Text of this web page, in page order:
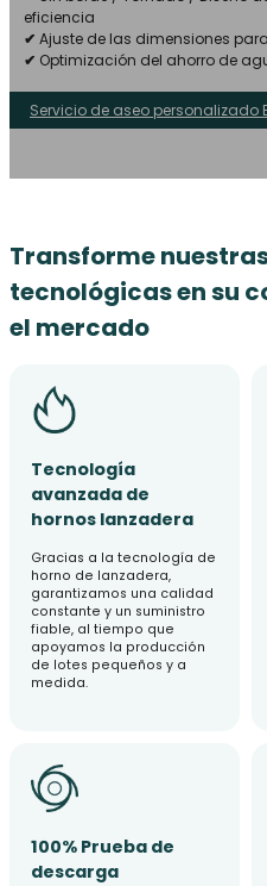
eficiencia
✔ Ajuste de las dimensiones
✔ Optimización del ahorro de
Servicio de aseo personalizado
Transforme
tecnológicas en su
el mercado
Tecnología
avanzada de
hornos lanzadera
Gracias a la tecnología de
horno de lanzadera,
garantizamos una calidad
constante y un suministro
fiable, al tiempo que
apoyamos la producción
de lotes pequeños y a
medida.
100% Prueba de
descarga